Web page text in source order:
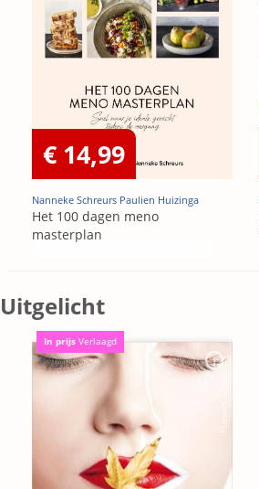
€ 14,99
Nanneke Schreurs Paulien Huizinga
Het 100 dagen meno
masterplan
Uitgelicht
In prijs Verlaagd